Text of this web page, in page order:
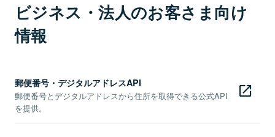
ビジネス・法人のお客さま向け
情報
郵便番号・デジタルアドレスAPI
郵便番号とデジタルアドレスから住所を取得できる公式API
を提供。